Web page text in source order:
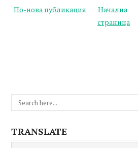
По-нова публикация
Начална
страница
TRANSLATE